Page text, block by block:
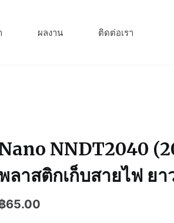
ผลงาน ติดต่อเรา
NNDT2040
ลาสติกเก็บสายไฟ ยา
65.00